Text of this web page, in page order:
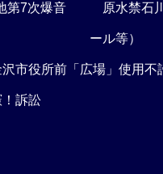
第7次爆音 原水禁石
ール等）
沢市役所前「広場」使用不
！訴訟